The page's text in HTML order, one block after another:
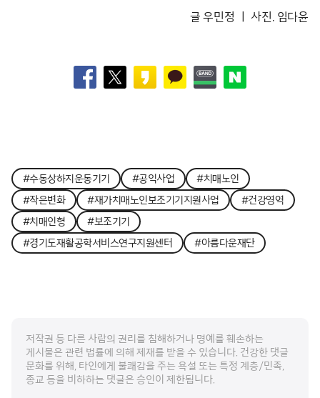
글 우민정 ㅣ 사진. 임다윤
#수동상하지운동기기 #공익사업
#치매노인
#작은변화
#재가치매노인보조기기지원사업
#건강영역
#치매인형
#보조기기
#경기도재활공학서비스연구지원센터
#아름다운재단